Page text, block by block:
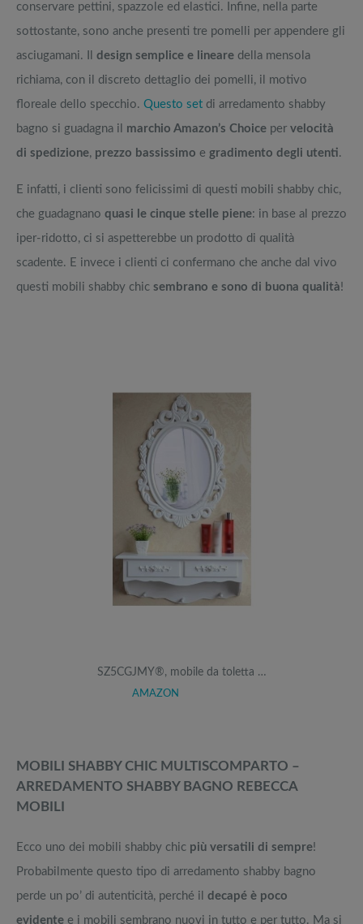
conservare pettini, spazzole ed elastici. Infine, nella parte
sottostante, sono anche presenti tre pomelli per appendere gli
asciugamani. Il design semplice e lineare della mensola
richiama, con il discreto dettaglio dei pomelli, il motivo
floreale dello specchio. Questo set di arredamento shabby
bagno si guadagna il marchio Amazon’s Choice per velocità
di spedizione, prezzo bassissimo e gradimento degli utenti.
E infatti, i clienti sono felicissimi di questi mobili shabby chic,
che guadagnano quasi le cinque stelle piene: in base al prezzo
iper-ridotto, ci si aspetterebbe un prodotto di qualità
scadente. E invece i clienti ci confermano che anche dal vivo
questi mobili shabby chic sembrano e sono di buona qualità!
SZ5CGJMY®, mobile da toletta …
AMAZON
MOBILI SHABBY CHIC MULTISCOMPARTO –
ARREDAMENTO SHABBY BAGNO REBECCA
MOBILI
Ecco uno dei mobili shabby chic più versatili di sempre!
Probabilmente questo tipo di arredamento shabby bagno
perde un po’ di autenticità, perché il decapé è poco
evidente e i mobili sembrano nuovi in tutto e per tutto. Ma si